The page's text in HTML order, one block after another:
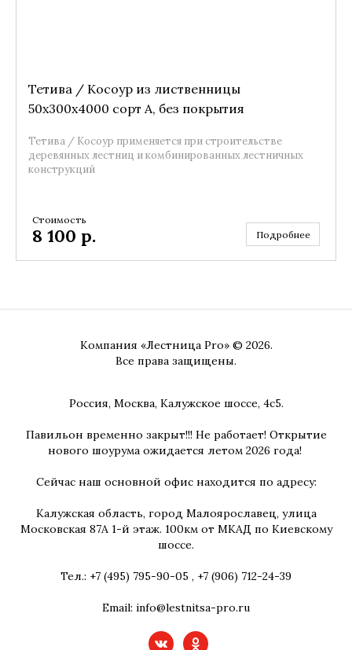
Тетива / Косоур из лиственницы
50x300x4000 сорт А, без покрытия
Тетива / Косоур применяется при строительстве
деревянных лестниц и комбинированных лестничных
конструкций
Стоимость
8 100 р. Подробнее
Компания «Лестница Pro» © 2026.
Все права защищены.
Россия, Москва, Калужское шоссе, 4с5.
Павильон временно закрыт!!! Не работает! Открытие
нового шоурума ожидается летом 2026 года!
Сейчас наш основной офис находится по адресу:
Калужская область, город Малоярославец, улица
Московская 87А 1-й этаж. 100км от МКАД по Киевскому
шоссе.
Тел.: +7 (495) 795-90-05 , +7 (906) 712-24-39
Email: info@lestnitsa-pro.ru